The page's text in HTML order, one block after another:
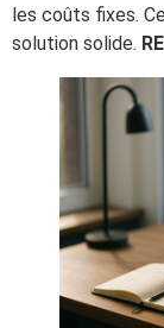
les coûts fixes.
solution solide.